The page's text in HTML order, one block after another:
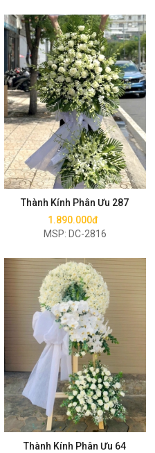
Thành Kính Phân Ưu 287
1.890.000đ
MSP: DC-2816
Mua ngay
Thành Kính Phân Ưu 64
Mua ngay